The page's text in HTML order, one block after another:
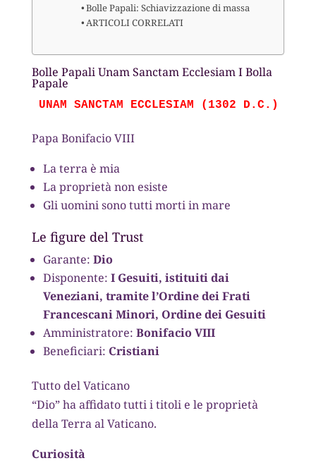
Bolle Papali: Schiavizzazione di massa
ARTICOLI CORRELATI
Bolle Papali Unam Sanctam Ecclesiam I Bolla
Papale
UNAM SANCTAM ECCLESIAM (1302 D.C.)
Papa Bonifacio VIII
La terra è mia
La proprietà non esiste
Gli uomini sono tutti morti in mare
Le figure del Trust
Garante: Dio
Disponente: I Gesuiti, istituiti dai
Veneziani, tramite l’Ordine dei Frati
Francescani Minori, Ordine dei Gesuiti
Amministratore: Bonifacio VIII
Beneficiari: Cristiani
Tutto del Vaticano
“Dio” ha affidato tutti i titoli e le proprietà
della Terra al Vaticano.
Curiosità